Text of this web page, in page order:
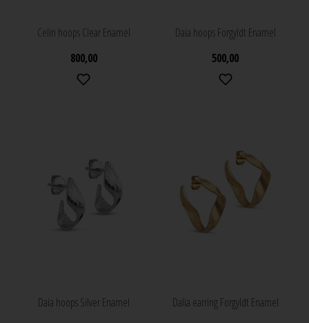
Celin hoops Clear Enamel
800,00
Daia hoops Forgyldt Enamel
500,00
Daia hoops Silver Enamel
Dalia earring Forgyldt Enamel